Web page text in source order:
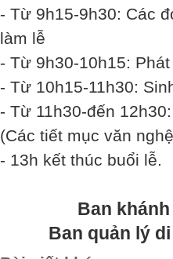
- Từ 9h15-9h30: Các
làm lễ
- Từ 9h30-10h15:
- Từ 10h15-11h30:
- Từ 11h30-đến
(Các tiết mục văn
- 13h kết thúc buổi lễ.
Ban
Ban quản lý